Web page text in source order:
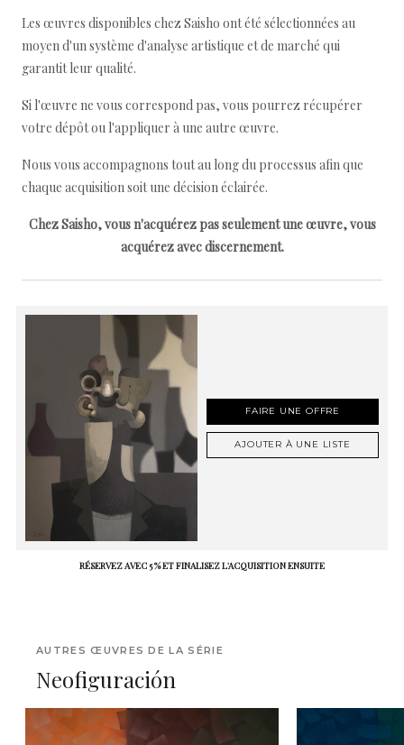
Les œuvres disponibles chez Saisho ont été sélectionnées au
moyen d'un système d'analyse artistique et de marché qui
garantit leur qualité.
Si l'œuvre ne vous correspond pas, vous pourrez récupérer
votre dépôt ou l'appliquer à une autre œuvre.
Nous vous accompagnons tout au long du processus afin que
chaque acquisition soit une décision éclairée.
Chez Saisho, vous n'acquérez pas seulement une œuvre, vous
acquérez avec discernement.
FAIRE UNE OFFRE
AJOUTER À UNE LISTE
RÉSERVEZ AVEC 5 % ET FINALISEZ L'ACQUISITION ENSUITE
AUTRES ŒUVRES DE LA SÉRIE
Neofiguración